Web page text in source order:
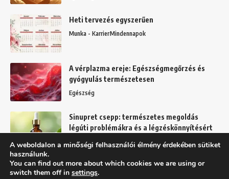
Heti tervezés egyszerűen
Munka - KarrierMindennapok
A vérplazma ereje: Egészségmegőrzés és
gyógyulás természetesen
Egészség
Sinupret csepp: természetes megoldás
légúti problémákra és a légzéskönnyítésért
Egészség
A weboldalon a minőségi felhasználói élmény érdekében sütiket
használunk.
You can find out more about which cookies we are using or
switch them off in settings.